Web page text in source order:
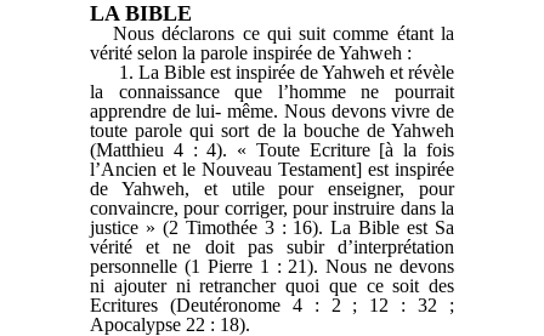
LA BIBLE
Nous déclarons ce qui suit comme étant la
vérité selon la parole inspirée de Yahweh :
1. La Bible est inspirée de Yahweh et révèle
la connaissance que l’homme ne pourrait
apprendre de lui- même. Nous devons vivre de
toute parole qui sort de la bouche de Yahweh
(Matthieu 4 : 4). « Toute Ecriture [à la fois
l’Ancien et le Nouveau Testament] est inspirée
de Yahweh, et utile pour enseigner, pour
convaincre, pour corriger, pour instruire dans la
justice » (2 Timothée 3 : 16). La Bible est Sa
vérité et ne doit pas subir d’interprétation
personnelle (1 Pierre 1 : 21). Nous ne devons
ni ajouter ni retrancher quoi que ce soit des
Ecritures (Deutéronome 4 : 2 ; 12 : 32 ;
Apocalypse 22 : 18).